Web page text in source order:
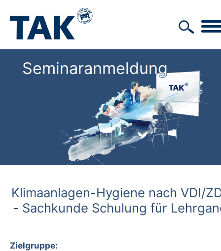
Seminaranmeldung
Klimaanlagen-Hygiene nach VDI/
- Sachkunde Schulung für
Zielgruppe: